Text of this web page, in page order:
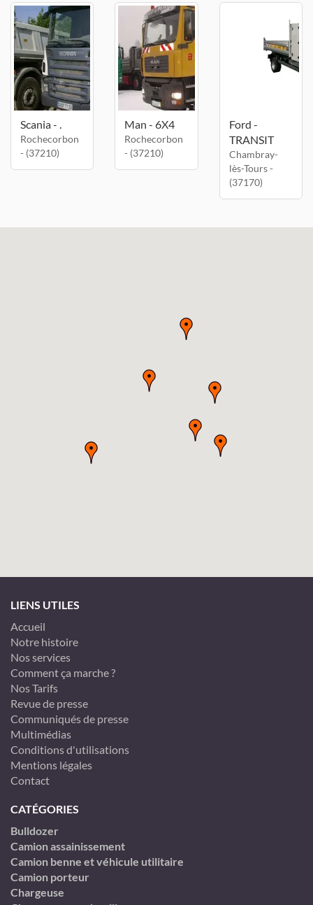
Scania - .
Rochecorbon
- (37210)
Man - 6X4
Rochecorbon
- (37210)
Ford -
TRANSIT
Chambray-
lès-Tours -
(37170)
LIENS UTILES
Accueil
Notre histoire
Nos services
Comment ça marche ?
Nos Tarifs
Revue de presse
Communiqués de presse
Multimédias
Conditions d'utilisations
Mentions légales
Contact
CATÉGORIES
Bulldozer
Camion assainissement
Camion benne et véhicule utilitaire
Camion porteur
Chargeuse